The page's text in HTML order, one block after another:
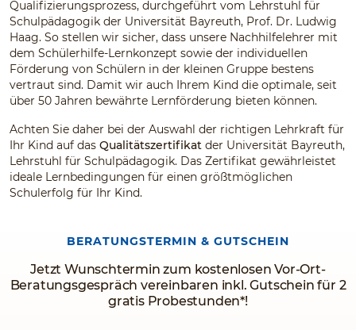
Lernprogramm. So lassen sich Wissenslücken gezielt
schließen und neue Inhalte sicher aufbauen.
Als Teil unserer regionalen Schülerhilfe-Gruppe arbeiten wir
eng mit den Standorten in
Geesthacht und Schwarzenbek
zusammen. Dieser Austausch sorgt für eine gleichbleibend
hohe Qualität und bewährte Lernkonzepte an allen
Standorten.
Die
sehr guten Bewertungen und positiven Erfahrungen
vieler Familien bestätigen unseren Ansatz und geben Ihnen
zusätzliche Orientierung bei Ihrer Entscheidung.
Informationsgespräch – wir freuen uns darauf, Sie und Ihr
Kind kennenzulernen.
Qualifizierungsprozess, durchgeführt vom Lehrstuhl für
Schulpädagogik der Universität Bayreuth, Prof. Dr. Ludwig
Haag. So stellen wir sicher, dass unsere Nachhilfelehrer mit
dem Schülerhilfe-Lernkonzept sowie der individuellen
Förderung von Schülern in der kleinen Gruppe bestens
vertraut sind. Damit wir auch Ihrem Kind die optimale, seit
über 50 Jahren bewährte Lernförderung bieten können.
Achten Sie daher bei der Auswahl der richtigen Lehrkraft für
Ihr Kind auf das Qualitätszertifikat der Universität Bayreuth,
Lehrstuhl für Schulpädagogik. Das Zertifikat gewährleistet
ideale Lernbedingungen für einen größtmöglichen
Schulerfolg für Ihr Kind.
BERATUNGSTERMIN & GUTSCHEIN
Jetzt Wunschtermin zum kostenlosen Vor-Ort-
Beratungsgespräch vereinbaren inkl. Gutschein für 2
gratis Probestunden*!